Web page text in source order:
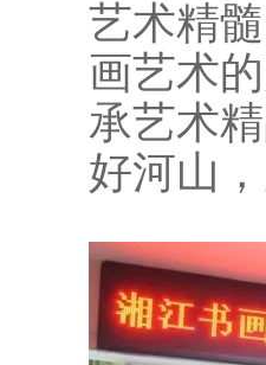
艺术精
画艺术
承艺术
好河山